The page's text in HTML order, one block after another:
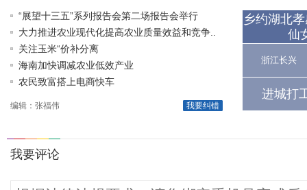
“展望十三五”系列报告会第二场报告会举行
大力推进农业现代化提高农业质量效益和竞争..
关注玉米“价补分离
海南加快调减农业低效产业
农民致富搭上电商快车
我要纠错
编辑：张福伟
乡约湖北
仙
浙江长兴
进城打